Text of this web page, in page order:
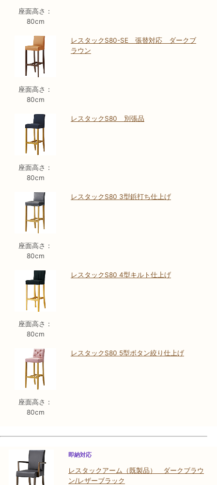
座面高さ：
80cm
座面高さ：
80cm
レスタックS80-SE 張替対応 ダークブ
ラウン
座面高さ：
80cm
レスタックS80 別張品
座面高さ：
80cm
レスタックS80 3型鋲打ち仕上げ
座面高さ：
80cm
レスタックS80 4型キルト仕上げ
座面高さ：
80cm
レスタックS80 5型ボタン絞り仕上げ
即納対応
レスタックアーム（既製品） ダークブラウ
ン/レザーブラック